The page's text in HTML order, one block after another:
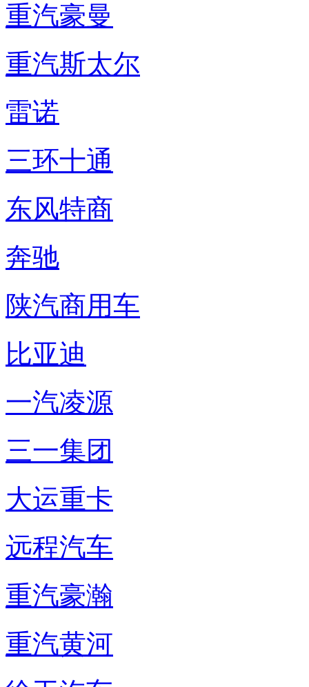
重汽豪曼
重汽斯太尔
雷诺
三环十通
东风特商
奔驰
陕汽商用车
比亚迪
一汽凌源
三一集团
大运重卡
远程汽车
重汽豪瀚
重汽黄河